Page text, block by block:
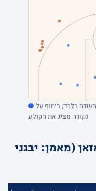
מהשדה בלבד; ריחוף על
נקודה מציג את הקולע
(מאמן: יבגני